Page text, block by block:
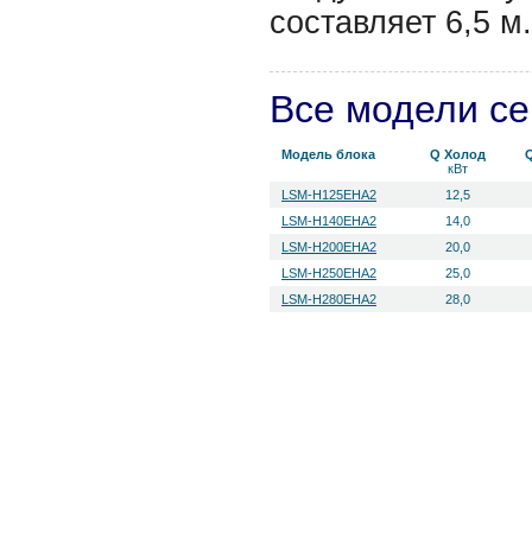
составляет 6,5 м.
Все модели
Модель блока
Q Холод
кВт
LSM-H125EHA2
12,5
LSM-H140EHA2
14,0
LSM-H200EHA2
20,0
LSM-H250EHA2
25,0
LSM-H280EHA2
28,0